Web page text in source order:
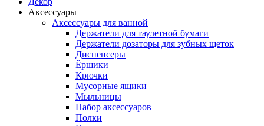
Аксессуары
Аксессуары для ванной
Держатели для таулетной бумаги
Держатели дозаторы для зубных щеток
Диспенсеры
Ёршики
Крючки
Мусорные ящики
Мыльницы
Набор аксессуаров
Полки